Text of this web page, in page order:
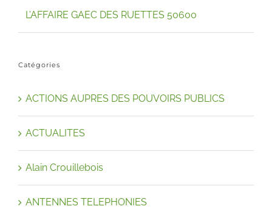
L’AFFAIRE GAEC DES RUETTES 50600
Catégories
ACTIONS AUPRES DES POUVOIRS PUBLICS
ACTUALITES
Alain Crouillebois
ANTENNES TELEPHONIES